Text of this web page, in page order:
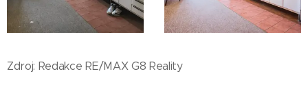
Zdroj: Redakce RE/MAX G8 Reality